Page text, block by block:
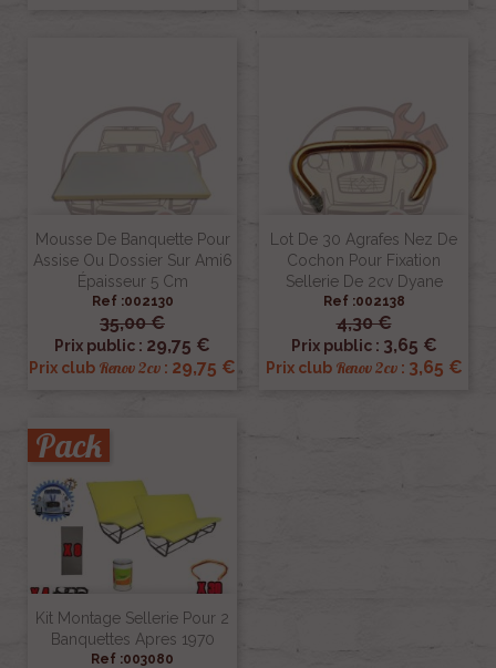
Mousse De Banquette Pour
Assise Ou Dossier Sur Ami6
Épaisseur 5 Cm
Ref :002130
35,00 €
Prix public : 29,75 €
Prix club Renov 2cv : 29,75 €
Lot De 30 Agrafes Nez De
Cochon Pour Fixation
Sellerie De 2cv Dyane
Ref :002138
4,30 €
Prix public : 3,65 €
Prix club Renov 2cv: 3,65 €
Kit Montage Sellerie Pour 2
Banquettes Apres 1970
Ref :003080
Pack